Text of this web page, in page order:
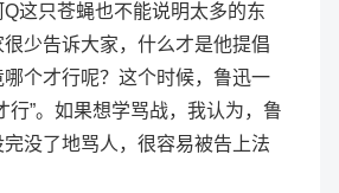
这只苍蝇也不能说明太多的东
少告诉大家，什么才是他提倡
个才行呢？这个时候，鲁迅一
”。如果想学骂战，我认为，鲁
没了地骂人，很容易被告上法